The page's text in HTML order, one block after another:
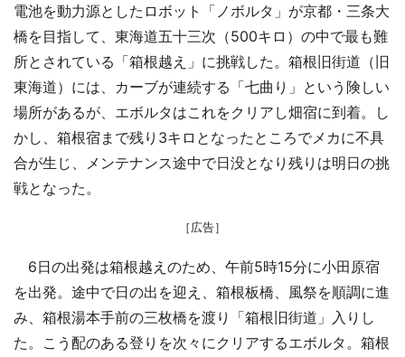
電池を動力源としたロボット「ノボルタ」が京都・三条大
橋を目指して、東海道五十三次（500キロ）の中で最も難
所とされている「箱根越え」に挑戦した。箱根旧街道（旧
東海道）には、カーブが連続する「七曲り」という険しい
場所があるが、エボルタはこれをクリアし畑宿に到着。し
かし、箱根宿まで残り3キロとなったところでメカに不具
合が生じ、メンテナンス途中で日没となり残りは明日の挑
戦となった。
［広告］
6日の出発は箱根越えのため、午前5時15分に小田原宿
を出発。途中で日の出を迎え、箱根板橋、風祭を順調に進
み、箱根湯本手前の三枚橋を渡り「箱根旧街道」入りし
た。こう配のある登りを次々にクリアするエボルタ。箱根